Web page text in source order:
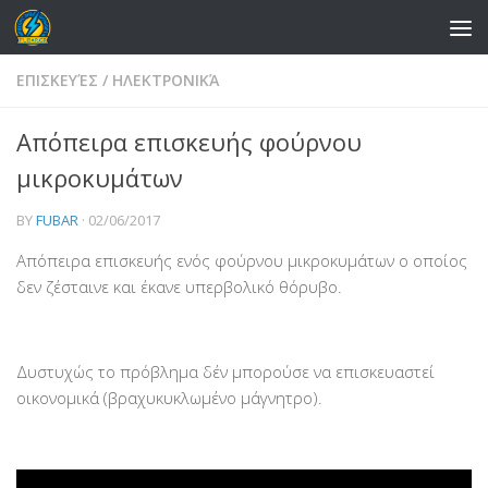
Skip to content
ΕΠΙΣΚΕΥΈΣ / ΗΛΕΚΤΡΟΝΙΚΆ
Απόπειρα επισκευής φούρνου
μικροκυμάτων
BYFUBAR · 02/06/2017
Απόπειρα επισκευής ενός φούρνου μικροκυμάτων ο οποίος
δεν ζέσταινε και έκανε υπερβολικό θόρυβο.
Δυστυχώς το πρόβλημα δέν μπορούσε να επισκευαστεί
οικονομικά (βραχυκυκλωμένο μάγνητρο).